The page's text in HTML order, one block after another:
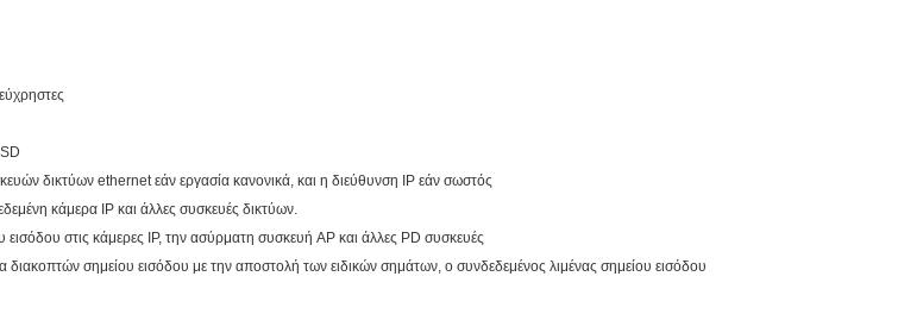
δικτύων ethernet εάν εργασία κανονικά, και η διεύθυνση IP εάν σωστός
κάμερα IP και άλλες συσκευές δικτύων.
στις κάμερες IP, την ασύρματη συσκευή AP και άλλες PD συσκευές
σημείου εισόδου με την αποστολή των ειδικών σημάτων, ο συνδεδεμένος λιμένας σημείου εισόδου